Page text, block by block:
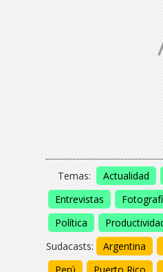
Temas: Actualidad
Entrevistas
Política
Sudacasts:
Argentina